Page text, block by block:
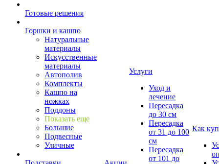
Готовые решения
Горшки и кашпо
Натуральные
материалы
Искусственные
материалы
Автополив
Комплекты
Кашпо на
ножках
Поддоны
Показать еще
Большие
Подвесные
Уличные
Услуги
Уход и
лечение
Пересадка
до 30 см
Пересадка
от 31 до 100
см
Пересадка
от 101 до
Как